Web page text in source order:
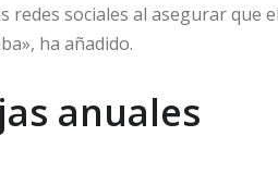
redes sociales al asegurar que
ha añadido.
anuales